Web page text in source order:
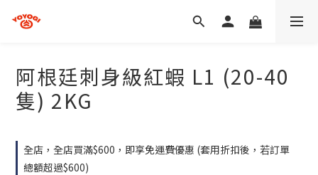
阿根廷刺身級紅蝦 L1 (20-40
隻) 2KG
全店，全店買滿$600，即享免運費優惠 (套用折扣後，若訂單
總額超過$600)